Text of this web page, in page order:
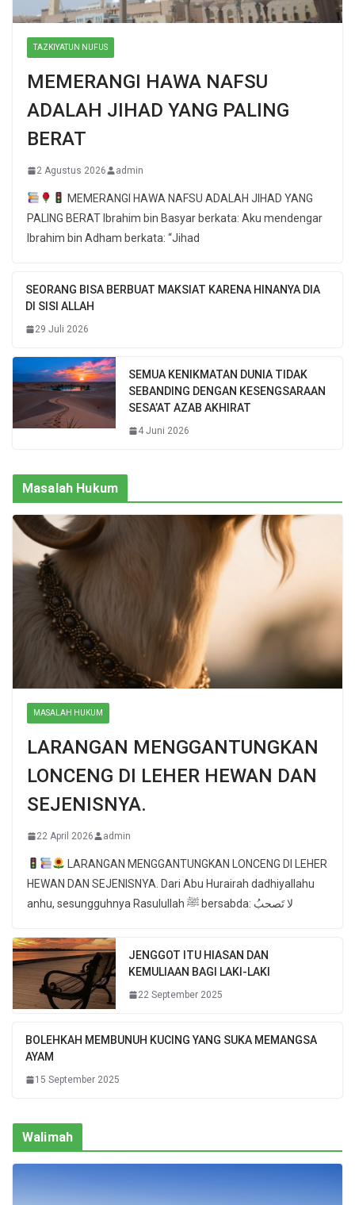
TAZKIYATUN NUFUS
MEMERANGI HAWA NAFSU
ADALAH JIHAD YANG PALING
BERAT
2 Agustus 2026 admin
MEMERANGI HAWA NAFSU ADALAH JIHAD YANG
PALING BERAT Ibrahim bin Basyar berkata: Aku mendengar
Ibrahim bin Adham berkata: “Jihad
SEORANG BISA BERBUAT MAKSIAT KARENA HINANYA DIA
DI SISI ALLAH
29 Juli 2026
SEMUA KENIKMATAN DUNIA TIDAK
SEBANDING DENGAN KESENGSARAAN
SESA’AT AZAB AKHIRAT
4 Juni 2026
Masalah Hukum
MASALAH HUKUM
LARANGAN MENGGANTUNGKAN
LONCENG DI LEHER HEWAN DAN
SEJENISNYA.
22 April 2026 admin
LARANGAN MENGGANTUNGKAN LONCENG DI LEHER
HEWAN DAN SEJENISNYA. Dari Abu Hurairah dadhiyallahu
anhu, sesungguhnya Rasulullah ﷺ bersabda: لا تَصحبُ
JENGGOT ITU HIASAN DAN
KEMULIAAN BAGI LAKI-LAKI
22 September 2025
BOLEHKAH MEMBUNUH KUCING YANG SUKA MEMANGSA
AYAM
15 September 2025
Walimah